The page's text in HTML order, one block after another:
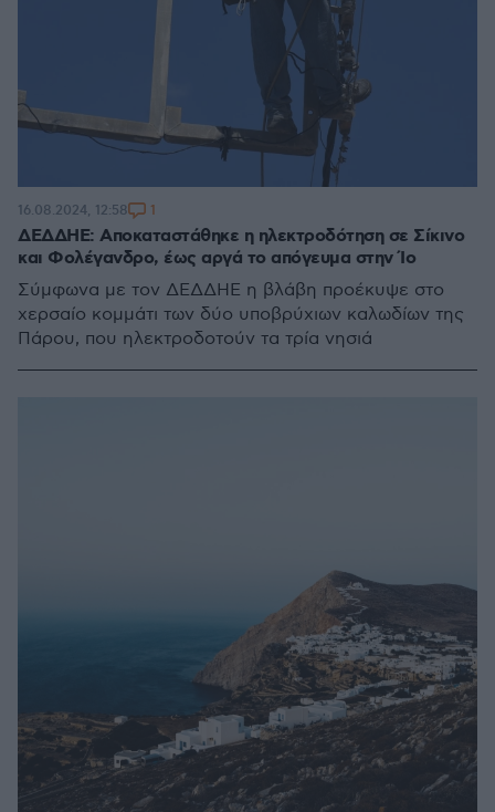
ΔΕΔΔΗΕ: Αποκαταστάθηκε η ηλεκτροδότηση σε Σίκινο
και Φολέγανδρο, έως αργά το απόγευμα στην Ίο
Σύμφωνα με τον ΔΕΔΔΗΕ η βλάβη προέκυψε στο
χερσαίο κομμάτι των δύο υποβρύχιων καλωδίων της
Πάρου, που ηλεκτροδοτούν τα τρία νησιά
16.08.2024, 12:58 1